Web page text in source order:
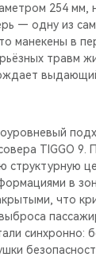
254 мм,
— одну из
манекены в
травм
TIGGO 9.
структурную
в
что
синхронно: